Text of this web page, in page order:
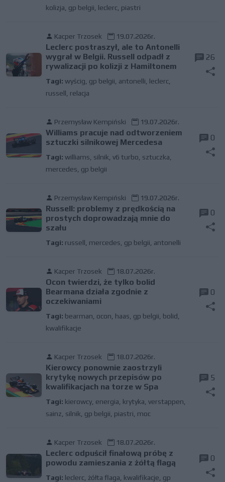
kolizja gp belgii leclerc, piastri
Kacper Trzosek 19.07.2026r.
Leclerc postraszył, ale to Antonelli
wygrał w Belgii. Russell odpadł z
rywalizacji po kolizji z Hamiltonem
Tagi: wyścig gp belgii antonelli leclerc,
russell relacja
26
Przemysław Kempiński 19.07.2026r.
Williams pracuje nad odtworzeniem
sztuczki silnikowej Mercedesa
Tagi: williams silnik v6 turbo sztuczka
mercedes gp belgii
0
Przemysław Kempiński 19.07.2026r.
Russell: problemy z prędkością na
prostych doprowadzają mnie do
szału
Tagi: russell mercedes gp belgii antonelli
0
Kacper Trzosek 18.07.2026r.
Ocon twierdzi, że tylko bolid
Bearmana działa zgodnie z
oczekiwaniami
Tagi: bearman ocon haas gp belgii bolid
kwalifikacje
0
Kacper Trzosek 18.07.2026r.
Kierowcy ponownie zaostrzyli
krytykę nowych przepisów po
kwalifikacjach na torze w Spa
Tagi: kierowcy, energia krytyka verstappen
sainz silnik gp belgii piastri moc
5
Kacper Trzosek 18.07.2026r.
Leclerc odpuścił finałową próbę z
powodu zamieszania z żółtą flagą
Tagi: leclerc, żółta flaga kwalifikacje gp
0